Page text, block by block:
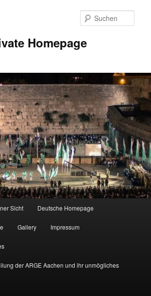
Homepage
Sicht Deutsche Homepage
Gallery Impressum
der ARGE Aachen und ihr unmögliches